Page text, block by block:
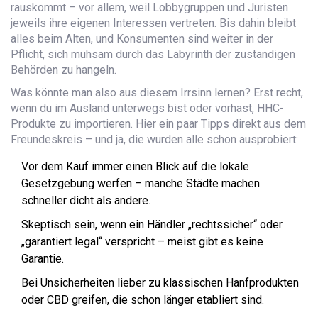
rauskommt – vor allem, weil Lobbygruppen und Juristen
jeweils ihre eigenen Interessen vertreten. Bis dahin bleibt
alles beim Alten, und Konsumenten sind weiter in der
Pflicht, sich mühsam durch das Labyrinth der zuständigen
Behörden zu hangeln.
Was könnte man also aus diesem Irrsinn lernen? Erst recht,
wenn du im Ausland unterwegs bist oder vorhast, HHC-
Produkte zu importieren. Hier ein paar Tipps direkt aus dem
Freundeskreis – und ja, die wurden alle schon ausprobiert:
Vor dem Kauf immer einen Blick auf die lokale
Gesetzgebung werfen – manche Städte machen
schneller dicht als andere.
Skeptisch sein, wenn ein Händler „rechtssicher“ oder
„garantiert legal“ verspricht – meist gibt es keine
Garantie.
Bei Unsicherheiten lieber zu klassischen Hanfprodukten
oder CBD greifen, die schon länger etabliert sind.